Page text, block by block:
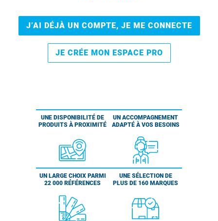
J’AI DÉJÀ UN COMPTE, JE ME CONNECTE
JE CRÉE MON ESPACE PRO
UNE DISPONIBILITÉ DE
PRODUITS À PROXIMITÉ
UN ACCOMPAGNEMENT
ADAPTÉ À VOS BESOINS
UN LARGE CHOIX PARMI
22 000 RÉFÉRENCES
UNE SÉLECTION DE
PLUS DE 160 MARQUES